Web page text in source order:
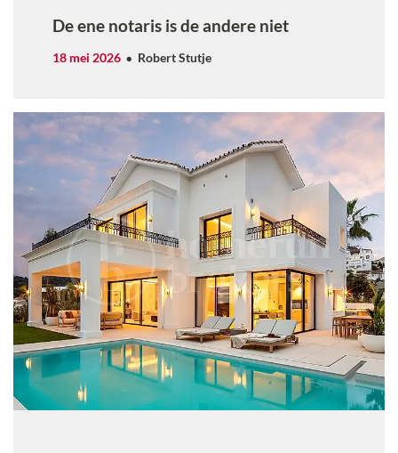
De ene notaris is de andere niet
18 mei 2026 Robert Stutje